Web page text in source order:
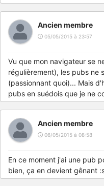
Ancien membre
05/05/2015 à 23:57
Vu que mon navigateur se
régulièrement), les pubs ne
(passionnant quoi)... Mais
pubs en suédois que je ne
Ancien membre
06/05/2015 à 08:58
En ce moment j'ai une pub
bien, ça en devient gênant